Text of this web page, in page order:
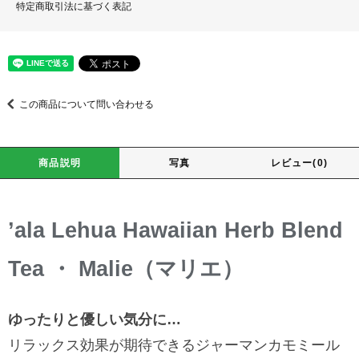
特定商取引法に基づく表記
この商品について問い合わせる
商品説明 写真 レビュー(0)
’ala Lehua Hawaiian Herb Blend
Tea ・ Malie（マリエ）
ゆったりと優しい気分に…
リラックス効果が期待できるジャーマンカモミール